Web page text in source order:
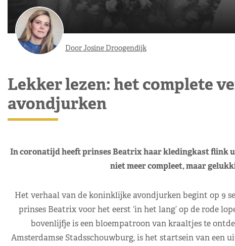
Door Josine Droogendijk
Lekker lezen: het complete
avondjurken
In coronatijd heeft prinses Beatrix haar kledingkast flink
niet meer compleet, maar
Het verhaal van de koninklijke avondjurken begint op 9
prinses Beatrix voor het eerst ‘in het lang’ op de rode
bovenlijfje is een bloempatroon van kraaltjes te
Amsterdamse Stadsschouwburg, is het startsein van een